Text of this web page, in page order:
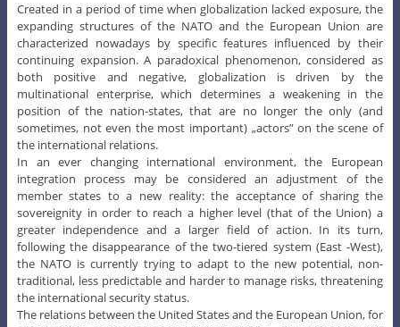
Created in a period of time when globalization lacked exposure, the
expanding structures of the NATO and the European Union are
characterized nowadays by specific features influenced by their
continuing expansion. A paradoxical phenomenon, considered as
both positive and negative, globalization is driven by the
multinational enterprise, which determines a weakening in the
position of the nation-states, that are no longer the only (and
sometimes, not even the most important) „actors” on the scene of
the international relations.
In an ever changing international environment, the European
integration process may be considered an adjustment of the
member states to a new reality: the acceptance of sharing the
sovereignity in order to reach a higher level (that of the Union) a
greater independence and a larger field of action. In its turn,
following the disappearance of the two-tiered system (East -West),
the NATO is currently trying to adapt to the new potential, non-
traditional, less predictable and harder to manage risks, threatening
the international security status.
The relations between the United States and the European Union, for